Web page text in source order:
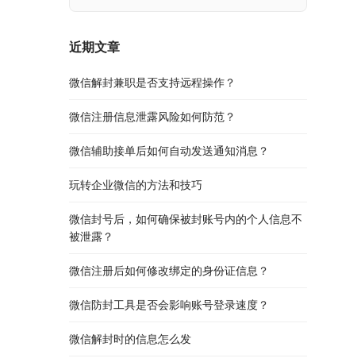
近期文章
微信解封兼职是否支持远程操作？
微信注册信息泄露风险如何防范？
微信辅助接单后如何自动发送通知消息？
玩转企业微信的方法和技巧
微信封号后，如何确保被封账号内的个人信息不
被泄露？
微信注册后如何修改绑定的身份证信息？
微信防封工具是否会影响账号登录速度？
微信解封时的信息怎么发